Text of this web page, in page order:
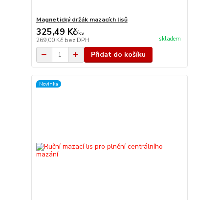
Magnetický držák mazacích lisů
325,49 Kč/ks
269,00 Kč bez DPH skladem
Přidat do košíku
Novinka